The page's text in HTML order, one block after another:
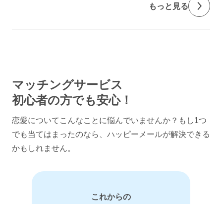
もっと見る
マッチングサービス
初心者の方でも安心！
恋愛についてこんなことに悩んでいませんか？ もし1つ
でも当てはまったのなら、ハッピーメールが解決できる
かもしれません。
これからの